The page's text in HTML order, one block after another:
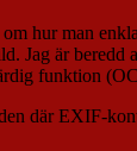
hur man
Jag är beredd
funktion
där EXIF-